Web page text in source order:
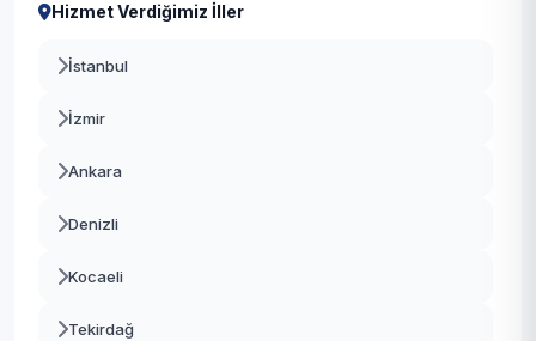
Hizmet Verdiğimiz İller
İstanbul
İzmir
Ankara
Denizli
Kocaeli
Tekirdağ